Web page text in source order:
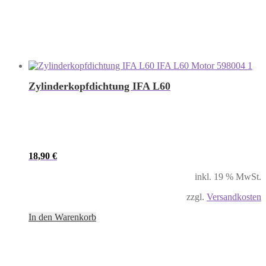
Zylinderkopfdichtung IFA L60
18,90 €
inkl. 19 % MwSt.
zzgl. Versandkosten
In den Warenkorb